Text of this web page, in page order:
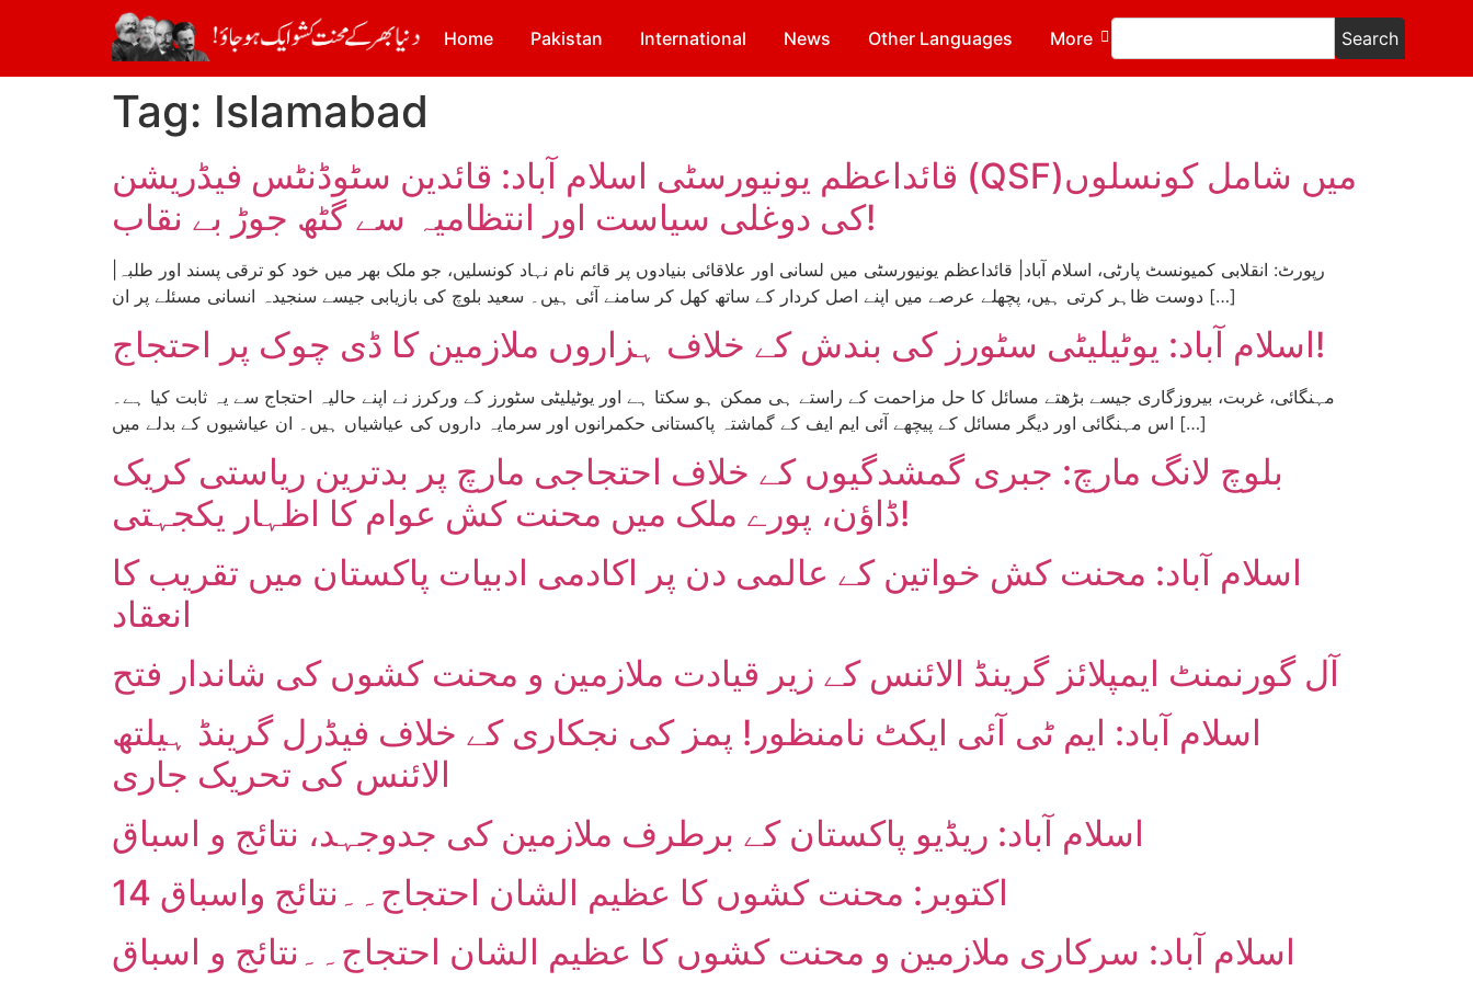
Home Pakistan International News Other Languages More Search
Tag: Islamabad
قائداعظم یونیورسٹی اسلام آباد: قائدین سٹوڈنٹس فیڈریشن (QSF)میں شامل کونسلوں
کی دوغلی سیاست اور انتظامیہ سے گٹھ جوڑ بے نقاب!
دوست ظاہر کرتی ہیں، پچھلے عرصے میں اپنے اصل کردار کے ساتھ کھل کر سامنے آئی ہیں۔ سعید بلوچ کی بازیابی جیسے سنجیدہ انسانی مسئلے پر ان […]
اسلام آباد: یوٹیلیٹی سٹورز کی بندش کے خلاف ہزاروں ملازمین کا ڈی چوک پر احتجاج!
مہنگائی، غربت، بیروزگاری جیسے بڑھتے مسائل کا حل مزاحمت کے راستے ہی ممکن ہو سکتا ہے اور یوٹیلیٹی سٹورز کے ورکرز نے اپنے حالیہ احتجاج سے یہ ثابت کیا ہے۔
اس مہنگائی اور دیگر مسائل کے پیچھے آئی ایم ایف کے گماشتہ پاکستانی حکمرانوں اور سرمایہ داروں کی عیاشیاں ہیں۔ ان عیاشیوں کے بدلے میں […]
بلوچ لانگ مارچ: جبری گمشدگیوں کے خلاف احتجاجی مارچ پر بدترین ریاستی کریک
ڈاؤن، پورے ملک میں محنت کش عوام کا اظہار یکجہتی!
اسلام آباد: محنت کش خواتین کے عالمی دن پر اکادمی ادبیات پاکستان میں تقریب کا
انعقاد
آل گورنمنٹ ایمپلائز گرینڈ الائنس کے زیر قیادت ملازمین و محنت کشوں کی شاندار فتح
اسلام آباد: ایم ٹی آئی ایکٹ نامنظور! پمز کی نجکاری کے خلاف فیڈرل گرینڈ ہیلتھ
الائنس کی تحریک جاری
اسلام آباد: ریڈیو پاکستان کے برطرف ملازمین کی جدوجہد، نتائج و اسباق
14 اکتوبر: محنت کشوں کا عظیم الشان احتجاج۔۔نتائج واسباق
اسلام آباد: سرکاری ملازمین و محنت کشوں کا عظیم الشان احتجاج۔۔نتائج و اسباق